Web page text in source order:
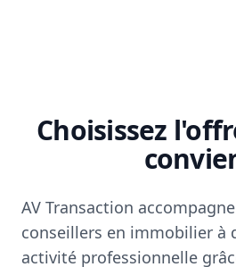
Choisissez
AV Transaction
conseillers en immobilier à
activité professionnelle